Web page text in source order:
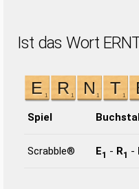
Ist das Wort
Spiel
Scrabble® E1 - R1 -